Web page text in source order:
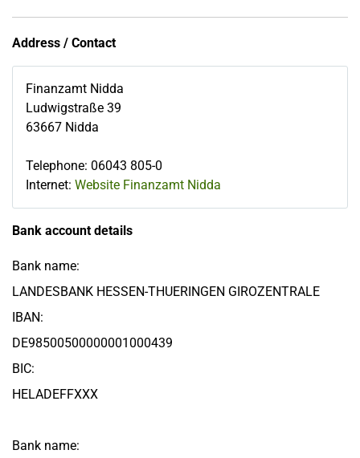
Address / Contact
Finanzamt Nidda
Ludwigstraße 39
63667 Nidda
Telephone: 06043 805-0
Internet: Website Finanzamt Nidda
Bank account details
Bank name:
LANDESBANK HESSEN-THUERINGEN GIROZENTRALE
IBAN:
DE98500500000001000439
BIC:
HELADEFFXXX
Bank name: